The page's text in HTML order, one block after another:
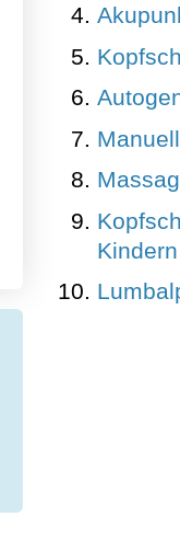
Kindern